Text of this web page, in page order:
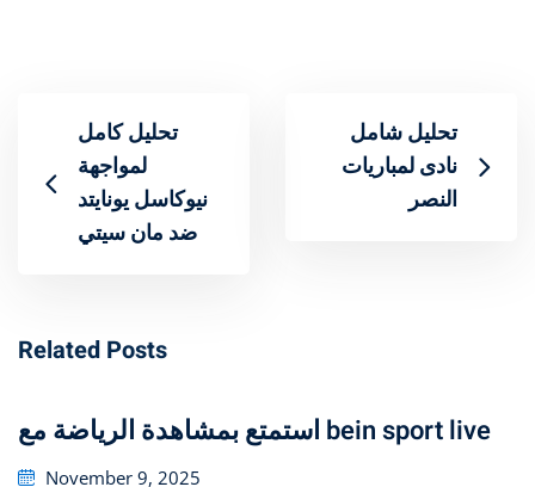
تحليل كامل
لمواجهة
نيوكاسل يونايتد
ضد مان سيتي
تحليل شامل
لمباريات ‎نادى
النصر
Related Posts
استمتع بمشاهدة الرياضة مع bein sport live
Posted
November 9, 2025